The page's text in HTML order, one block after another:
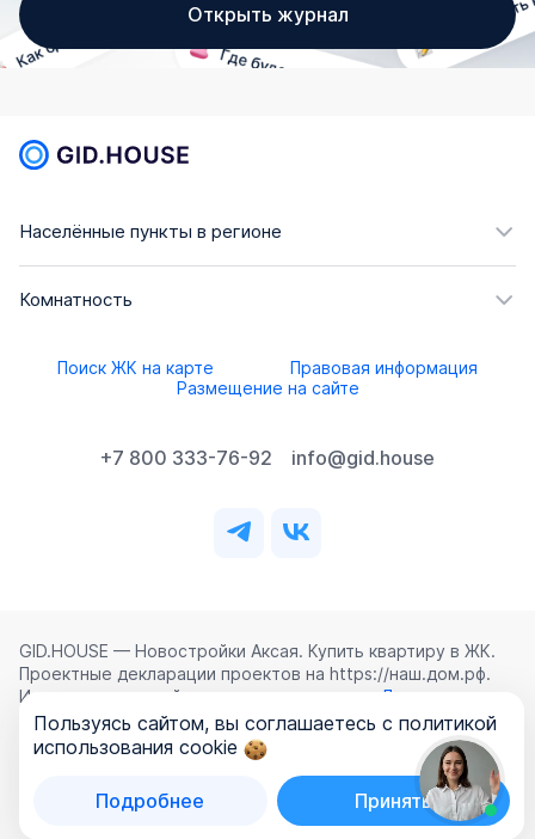
Открыть журнал
Населённые пункты в регионе
Комнатность
Поиск ЖК на карте
Правовая информация
Размещение на сайте
+7 800 333-76-92 info@gid.house
GID.HOUSE — Новостройки Аксая. Купить квартиру в ЖК.
Проектные декларации проектов на https://наш.дом.рф.
Использование сайта означает согласие с
Лицензионным
соглашением ,Политикой конфиденциальностии
Политикой обработки персональных данных
ООО «ГИД.ХАУЗ»
Пользуясь сайтом, вы соглашаетесь с политикой
использования cookie
Подробнее Принять